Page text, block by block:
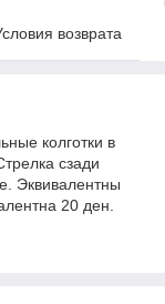
возврата
колготки в
сзади
Эквивалентны
20 ден.